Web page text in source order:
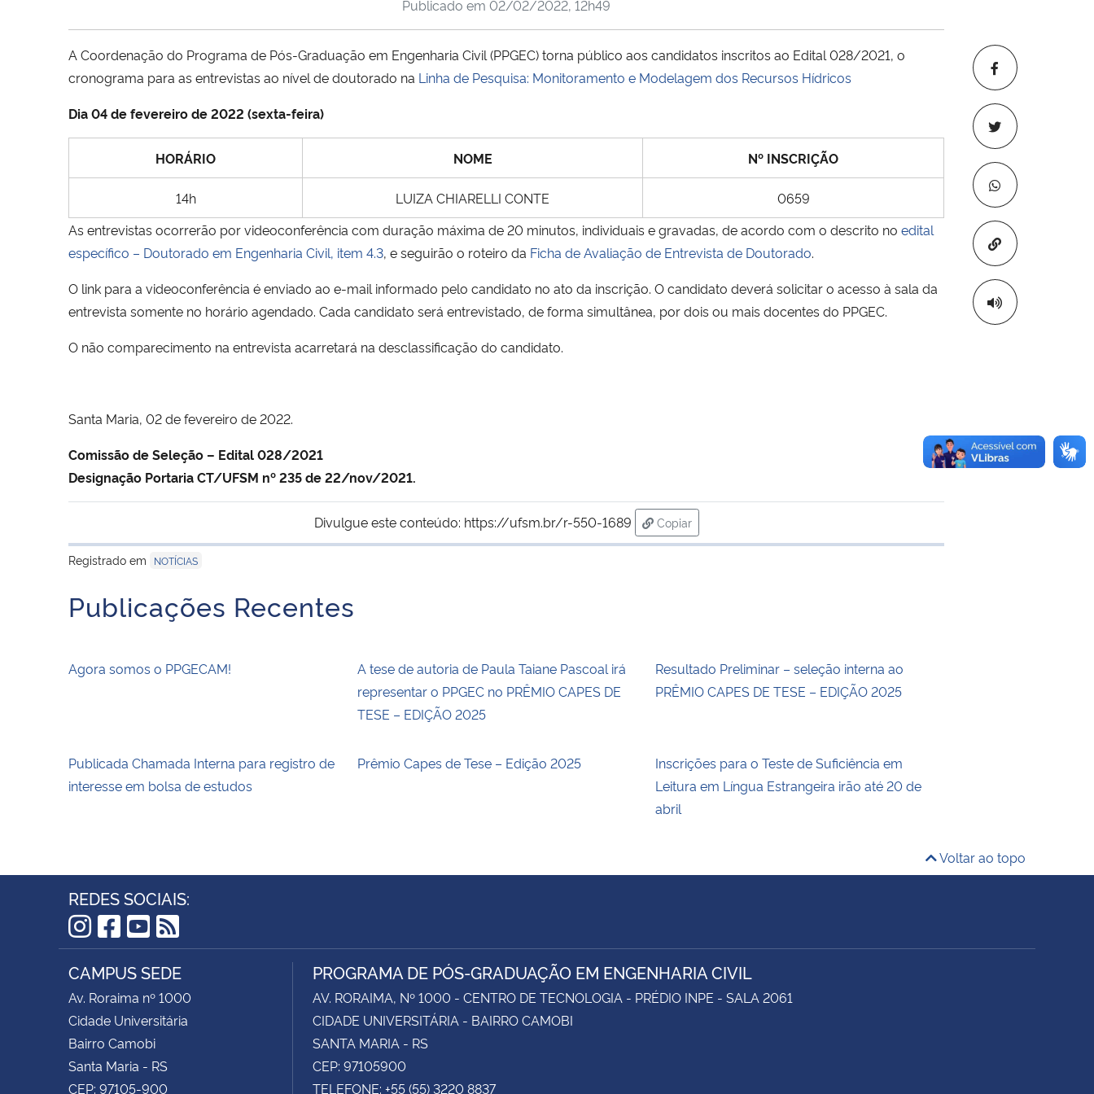
Copiar para
Publicado em 02/02/2022, 12h49
A Coordenação do Programa de Pós-Graduação em Engenharia Civil (PPGEC) torna público aos candidatos inscritos ao Edital 028/2021, o
cronograma para as entrevistas ao nível de doutorado na Linha de Pesquisa: Monitoramento e Modelagem dos Recursos Hídricos
Dia 04 de fevereiro de 2022 (sexta-feira)
HORÁRIO NOME Nº INSCRIÇÃO
14h LUIZA CHIARELLI CONTE
0659
As entrevistas ocorrerão por videoconferência com duração máxima de 20 minutos, individuais e gravadas, de acordo com o descrito no edital
específico – Doutorado em Engenharia Civil, item 4.3, e seguirão o roteiro da Ficha de Avaliação de Entrevista de Doutorado.
O link para a videoconferência é enviado ao e-mail informado pelo candidato no ato da inscrição. O candidato deverá solicitar o acesso à sala da
entrevista somente no horário agendado. Cada candidato será entrevistado, de forma simultânea, por dois ou mais docentes do PPGEC.
O não comparecimento na entrevista acarretará na desclassificação do candidato.
Santa Maria, 02 de fevereiro de 2022.
Comissão de Seleção – Edital 028/2021
Designação Portaria CT/UFSM nº 235 de 22/nov/2021.
Divulgue este conteúdo: https://ufsm.br/r-550-1689
Copiar
para área de transferência
Registrado em
NOTÍCIAS
Publicações Recentes
Agora somos o PPGECAM!
A tese de autoria de Paula Taiane Pascoal irá
representar o PPGEC no PRÊMIO CAPES DE
TESE – EDIÇÃO 2025
Resultado Preliminar – seleção interna ao
PRÊMIO CAPES DE TESE – EDIÇÃO 2025
Publicada Chamada Interna para registro de
interesse em bolsa de estudos
Prêmio Capes de Tese – Edição 2025
Inscrições para o Teste de Suficiência em
Leitura em Língua Estrangeira irão até 20 de
abril
Voltar ao topo
REDES SOCIAIS:
Instagram
Facebook
YouTube
RSS
CAMPUS SEDE
Av. Roraima nº 1000
Cidade Universitária
Bairro Camobi
Santa Maria - RS
CEP: 97105-900
PROGRAMA DE PÓS-GRADUAÇÃO EM ENGENHARIA CIVIL
AV. RORAIMA, Nº 1000 - CENTRO DE TECNOLOGIA - PRÉDIO INPE - SALA 2061
CIDADE UNIVERSITÁRIA - BAIRRO CAMOBI
SANTA MARIA - RS
CEP: 97105900
TELEFONE: +55 (55) 3220 8837